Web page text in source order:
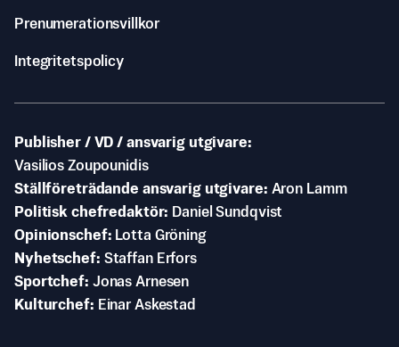
Prenumerationsvillkor
Integritetspolicy
Publisher / VD / ansvarig utgivare
Vasilios Zoupounidis
Ställföreträdande ansvarig utgivare Aron Lamm
Politisk chefredaktör
Daniel Sundqvist
Opinionschef
Lotta Gröning
Nyhetschef Staffan Erfors
Sportchef Jonas Arnesen
Kulturchef
Einar Askestad